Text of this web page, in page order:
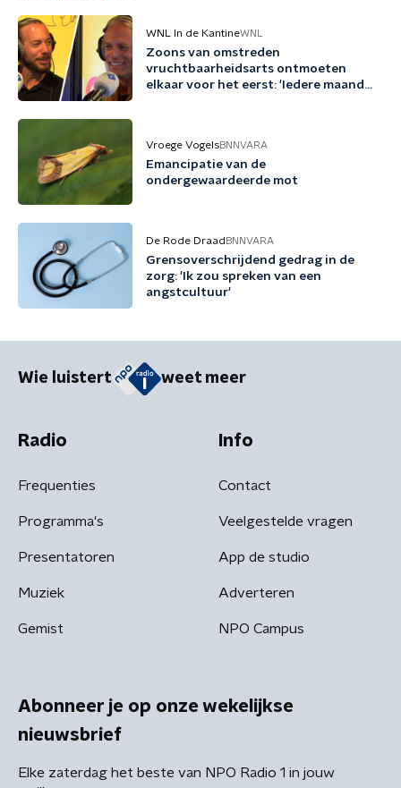
WNL In de KantineWNL
Zoons van omstreden
vruchtbaarheidsarts ontmoeten
elkaar voor het eerst: 'Iedere maand
Vroege VogelsBNNVARA
Emancipatie van de
ondergewaardeerde mot
De Rode Draad BNNVARA
Grensoverschrijdend gedrag in de
zorg: 'Ik zou spreken van een
angstcultuur'
Wie luistert weet meer
Radio
Frequenties
Programma's
Presentatoren
Muziek
Gemist
Info
Contact
Veelgestelde vragen
App de studio
Adverteren
NPO Campus
Abonneer je op onze wekelijkse
nieuwsbrief
Elke zaterdag het beste van NPO Radio 1 in jouw